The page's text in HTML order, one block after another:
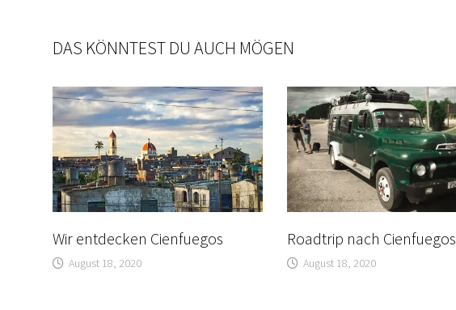
DAS KÖNNTEST DU AUCH MÖGEN
Wir entdecken Cienfuegos
August 18, 2020
Roadtrip nach Cienfuegos
August 18, 2020